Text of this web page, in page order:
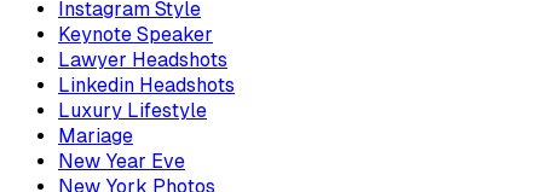
Instagram Style
Keynote Speaker
Lawyer Headshots
Linkedin Headshots
Luxury Lifestyle
Mariage
New Year Eve
New York Photos